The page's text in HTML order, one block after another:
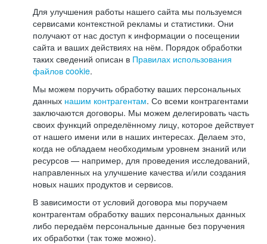
Для улучшения работы нашего сайта мы пользуемся
сервисами контекстной рекламы и статистики. Они
получают от нас доступ к информации о посещении
сайта и ваших действиях на нём. Порядок обработки
таких сведений описан в Правилах использования
файлов cookie.
Мы можем поручить обработку ваших персональных
данных нашим контрагентам. Со всеми контрагентами
заключаются договоры. Мы можем делегировать часть
своих функций определённому лицу, которое действует
от нашего имени или в наших интересах. Делаем это,
когда не обладаем необходимым уровнем знаний или
ресурсов — например, для проведения исследований,
направленных на улучшение качества и/или создания
новых наших продуктов и сервисов.
В зависимости от условий договора мы поручаем
контрагентам обработку ваших персональных данных
либо передаём персональные данные без поручения
их обработки (так тоже можно).